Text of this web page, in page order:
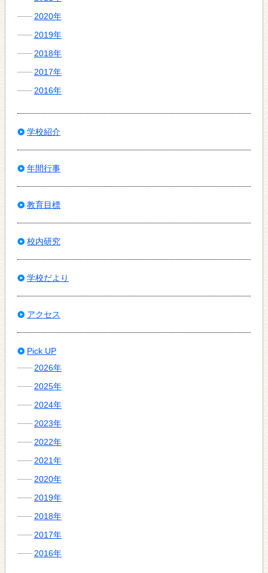
2020年
2019年
2018年
2017年
2016年
学校紹介
年間行事
教育目標
校内研究
学校だより
アクセス
Pick UP
2026年
2025年
2024年
2023年
2022年
2021年
2020年
2019年
2018年
2017年
2016年